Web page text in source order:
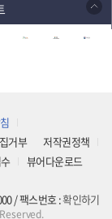
거부
저작권정책
뷰어다운로드
/ 팩스번호 :확인하기